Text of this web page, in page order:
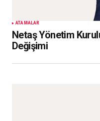
ATAMALAR
Netaş Yönetim
Değişimi